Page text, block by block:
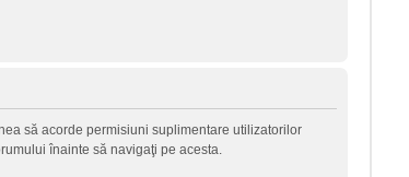
să acorde permisiuni suplimentare utilizatorilor
înainte să navigaţi pe acesta.